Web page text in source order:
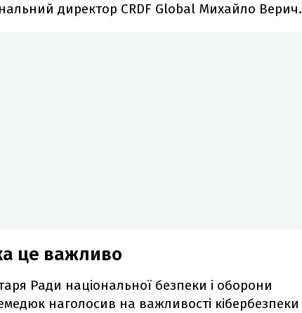
директор CRDF Global Михайло Верич.
це важливо
Ради національної безпеки і оборони
наголосив на важливості кібербезпеки